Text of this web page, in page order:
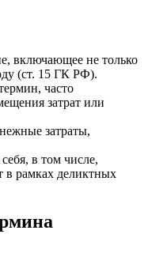
включающее не только
(ст. 15 ГК РФ).
часто
затрат или
затраты,
в том числе,
в рамках деликтных